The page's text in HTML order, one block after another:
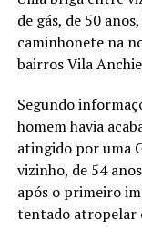
de gás, de 50
caminhonete na
bairros Vila
Segundo
homem havia
atingido por uma
vizinho, de 54
após o primeiro
tentado atropelar